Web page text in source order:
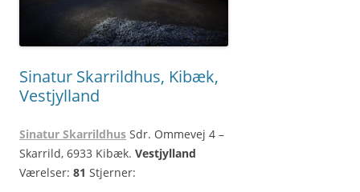
Sinatur Skarrildhus, Kibæk,
Vestjylland
Sinatur Skarrildhus Sdr. Ommevej 4 –
Skarrild, 6933 Kibæk. Vestjylland
Værelser: 81 Stjerner: